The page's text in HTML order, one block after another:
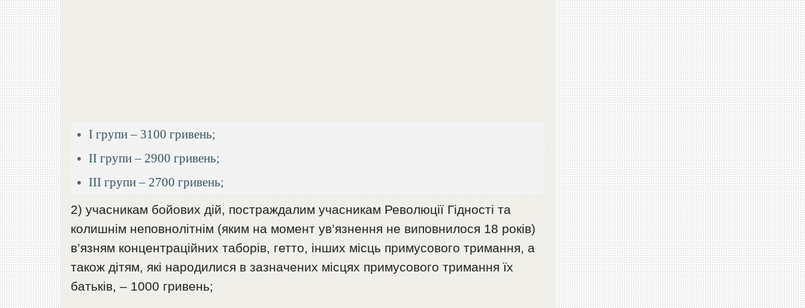
I групи – 3100 гривень;
II групи – 2900 гривень;
III групи – 2700 гривень;
2) учасникам бойових дій, постраждалим учасникам Революції Гідності та
колишнім неповнолітнім (яким на момент ув’язнення не виповнилося 18 років)
в’язням концентраційних таборів, гетто, інших місць примусового тримання, а
також дітям, які народилися в зазначених місцях примусового тримання їх
батьків, – 1000 гривень;